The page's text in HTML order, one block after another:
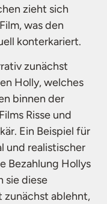
zieht sich
was den
konterkariert.
zunächst
Holly, welches
binnen der
Risse und
Ein Beispiel für
und realistischer
Bezahlung Hollys
sie diese
zunächst ablehnt,